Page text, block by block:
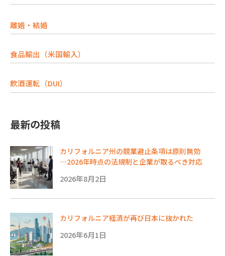
離婚・結婚
食品輸出（米国輸入）
飲酒運転（DUI）
最新の投稿
カリフォルニア州の競業避止条項は原則無効
―2026年時点の法規制と企業が取るべき対応
2026年8月2日
カリフォルニア経済が再び日本に抜かれた
2026年6月1日